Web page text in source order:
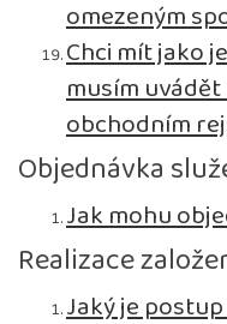
omezeným
Chci mít jako
musím
obchodním
Objednávka
Jak mohu
Realizace
Jaký je